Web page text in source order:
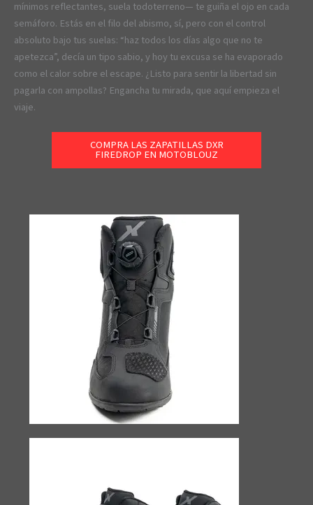
mínimos reflectantes, suela todoterreno— te guiña el ojo en cada
semáforo. Estás en el filo del abismo, sí, pero con el control
absoluto bajo tus suelas: “haz todos los días algo que no te
apetezca”, decía un tipo sabio, y hoy tu excusa se ha evaporado
como el calor sobre el escape. ¿Listo para sentir la libertad sin
pagarla con ampollas? Engancha tu mirada, que aquí empieza el
viaje.
COMPRA LAS ZAPATILLAS DXR
FIREDROP EN MOTOBLOUZ